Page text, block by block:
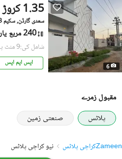
6
1.35 کروڑ
سعدی گارڈن, سکیم 33
240 مربع یارڈ
شامل کی:9 منٹ پہل
ایس ایم ایس
مقبول زمرے
پلاٹس
صنعتی زمین
Zameenکراچی پلاٹس نیو کراچی پلاٹس